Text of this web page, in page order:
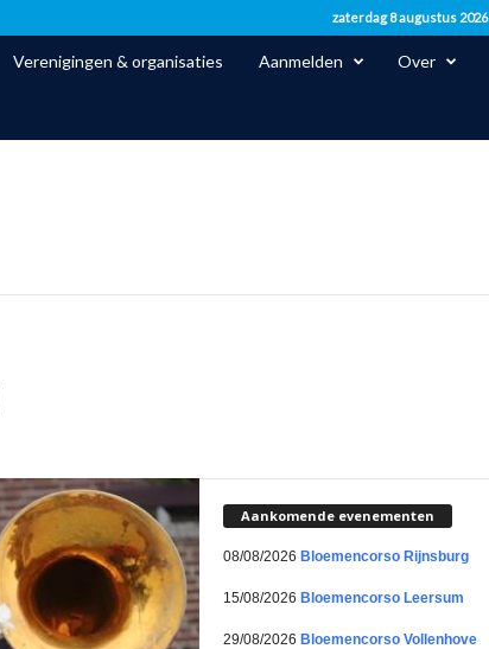
zaterdag 8 augustus 2026
Verenigingen & organisaties Aanmelden Over
Aankomende evenementen
08/08/2026 Bloemencorso Rijnsburg
15/08/2026 Bloemencorso Leersum
29/08/2026 Bloemencorso Vollenhove